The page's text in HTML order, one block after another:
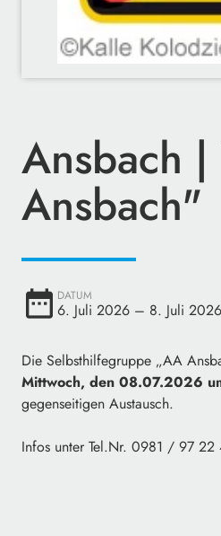
Ansbach
Ansbach"
date_range DATUM
6. Juli 2026 – 8. Juli 2026
Die Selbsthilfegruppe „AA
Mittwoch, den 08.07.2026
gegenseitigen Austausch.
Infos unter Tel.Nr. 0981 / 97